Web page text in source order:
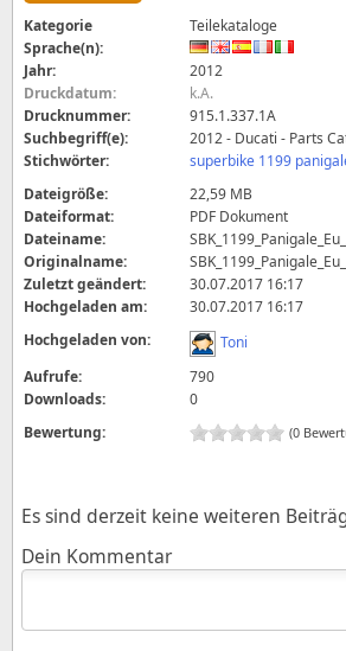
Kategorie
Teilekataloge
Sprache(n):
Jahr:
2012
Druckdatum:
k.A.
Drucknummer:
915.1.337.1A
Suchbegriff(e):
2012 - Ducati - Parts
Stichwörter:
superbike 1199
Dateigröße:
22,59 MB
Dateiformat:
PDF Dokument
Dateiname:
Originalname:
Zuletzt geändert:
30.07.2017 16:17
Hochgeladen am:
30.07.2017 16:17
Hochgeladen von:
Toni
Aufrufe:
790
Downloads:
0
Bewertung:
(0
Es sind derzeit keine weiteren
Dein Kommentar